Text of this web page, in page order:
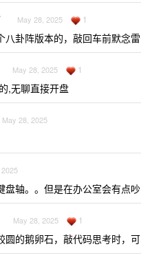
May 28, 2025 1
八卦阵版本的，敲回车前默念
May 28, 2025 1
,无聊直接开盘
May 28, 2025
盘轴。。但是在办公室会有点吵
May 28, 2025 1
圆的鹅卵石，敲代码思考时，